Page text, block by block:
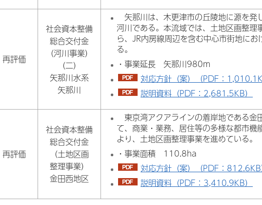
再評価
社会資本整備
総合交付金
（河川事業）
（二）
矢那川水系
矢那川
矢那川は、木更津市の丘陵地に源を発
河川である。本流域では、土地区画整
ら、JR内房線周辺を含む中心市街地に
る。
・事業延長 矢那川980m
対応方針（案）（PDF：
説明資料（PDF：2,681.5KB）
再評価
社会資本整備
総合交付金
（土地区画
整理事業）
金田西地区
東京湾アクアラインの着岸地である金
て、商業・業務、居住等の多様な都市
より、土地区画整理事業を進めている。
・事業面積 110.8ha
対応方針（案）（PDF：812.6KB
説明資料（PDF：3,410.9KB）